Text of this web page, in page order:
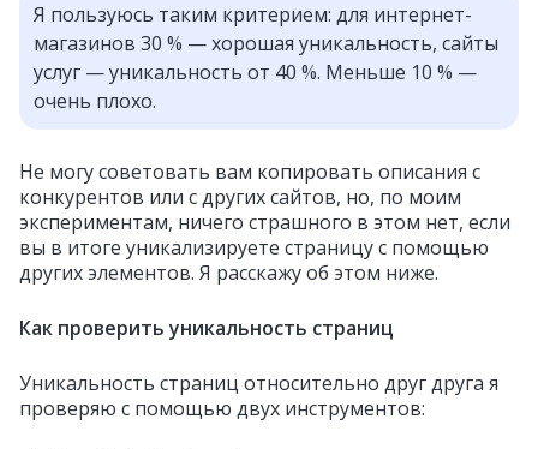
Я пользуюсь таким критерием: для интернет-
магазинов 30 % — хорошая уникальность, сайты
услуг — уникальность от 40 %. Меньше 10 % —
очень плохо.
Не могу советовать вам копировать описания с
конкурентов или с других сайтов, но, по моим
экспериментам, ничего страшного в этом нет, если
вы в итоге уникализируете страницу с помощью
других элементов. Я расскажу об этом ниже.
Как проверить уникальность страниц
Уникальность страниц относительно друг друга я
проверяю с помощью двух инструментов: